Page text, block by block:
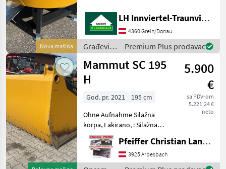
Nova mašina
erhältlich und auf Lager:
Turbo Mix TM 125 SF
Selbstbefüller € 5.660, - inkl.
Mwst., Turbo
LH Innviertel-Traunviertel-Urfahr
4360 Grein/Donau
Građevinski
strojevi /
Mammut
Premium Plus prodavac
Mammut SC 195
H
5.900
€
sa PDV-om
5.221,24 €
neto
God. pr. 2021
195 cm
Ohne Aufnahme Silažna
korpa, Lakirano, : Silažna
korpa, : Lakirano Oprema za
hranidbu životinja Oprema
za silazu
Pfeiffer Christian Landtechnik
3925 Arbesbach